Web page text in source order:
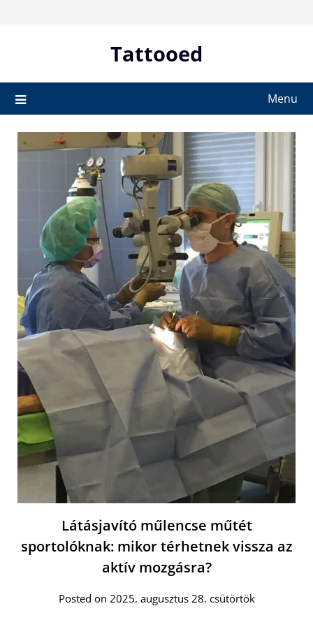
Tattooed
Menu
Látásjavító műlencse műtét
sportolóknak: mikor térhetnek vissza az
aktív mozgásra?
Posted on 2025. augusztus 28. csütörtök